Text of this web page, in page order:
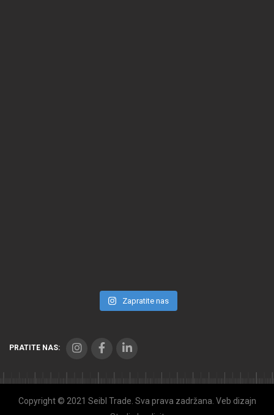
Zapratite nas
PRATITE NAS:
Copyright © 2021 Seibl Trade. Sva prava zadržana. Veb dizajn